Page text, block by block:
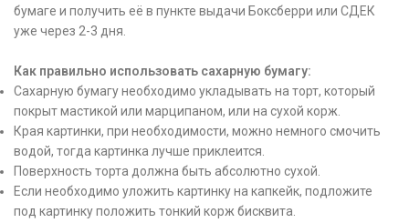
бумаге и получить её в пункте выдачи Боксберри или СДЕК
уже через 2-3 дня.
Как правильно использовать сахарную бумагу:
Сахарную бумагу необходимо укладывать на торт, который
покрыт мастикой или марципаном, или на сухой корж.
Края картинки, при необходимости, можно немного смочить
водой, тогда картинка лучше приклеится.
Поверхность торта должна быть абсолютно сухой.
Если необходимо уложить картинку на капкейк, подложите
под картинку положить тонкий корж бисквита.